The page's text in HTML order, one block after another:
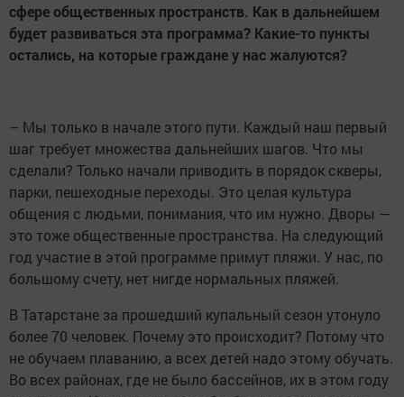
сфере общественных пространств. Как в дальнейшем
будет развиваться эта программа? Какие-то пункты
остались, на которые граждане у нас жалуются?
– Мы только в начале этого пути. Каждый наш первый
шаг требует множества дальнейших шагов. Что мы
сделали? Только начали приводить в порядок скверы,
парки, пешеходные переходы. Это целая культура
общения с людьми, понимания, что им нужно. Дворы —
это тоже общественные пространства. На следующий
год участие в этой программе примут пляжи. У нас, по
большому счету, нет нигде нормальных пляжей.
В Татарстане за прошедший купальный сезон утонуло
более 70 человек. Почему это происходит? Потому что
не обучаем плаванию, а всех детей надо этому обучать.
Во всех районах, где не было бассейнов, их в этом году